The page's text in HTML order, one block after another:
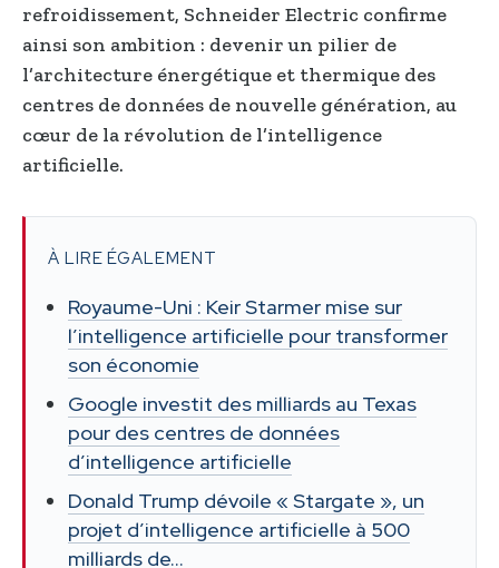
refroidissement, Schneider Electric confirme
ainsi son ambition : devenir un pilier de
l’architecture énergétique et thermique des
centres de données de nouvelle génération, au
cœur de la révolution de l’intelligence
artificielle.
À LIRE ÉGALEMENT
Royaume-Uni : Keir Starmer mise sur
l’intelligence artificielle pour transformer
son économie
Google investit des milliards au Texas
pour des centres de données
d’intelligence artificielle
Donald Trump dévoile « Stargate », un
projet d’intelligence artificielle à 500
milliards de…